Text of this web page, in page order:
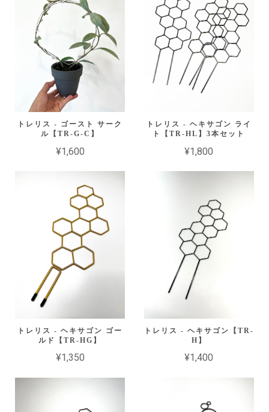
トレリス - ゴースト サーク
ル【TR-G-C】
¥1,600
トレリス - ヘキサゴン ライ
ト【TR-HL】3本セット
¥1,800
トレリス - ヘキサゴン ゴー
ルド【TR-HG】
¥1,350
トレリス - ヘキサゴン【TR-
H】
¥1,400